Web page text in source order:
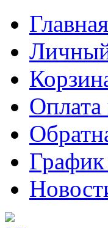
Главная
Оплата